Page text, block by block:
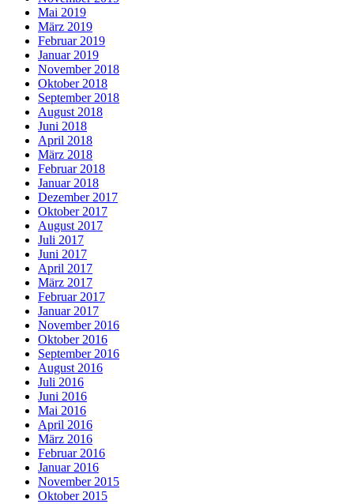
Mai 2019
März 2019
Februar 2019
Januar 2019
November 2018
Oktober 2018
September 2018
August 2018
Juni 2018
April 2018
März 2018
Februar 2018
Januar 2018
Dezember 2017
Oktober 2017
August 2017
Juli 2017
Juni 2017
April 2017
März 2017
Februar 2017
Januar 2017
November 2016
Oktober 2016
September 2016
August 2016
Juli 2016
Juni 2016
Mai 2016
April 2016
März 2016
Februar 2016
Januar 2016
November 2015
Oktober 2015